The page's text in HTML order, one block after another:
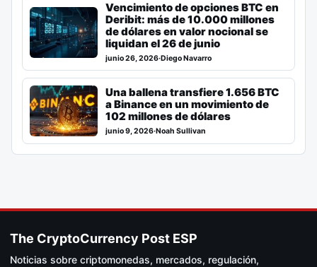
Vencimiento de opciones BTC en
Deribit: más de 10.000 millones
de dólares en valor nocional se
liquidan el 26 de junio
junio 26, 2026·Diego Navarro
Una ballena transfiere 1.656 BTC
a Binance en un movimiento de
102 millones de dólares
junio 9, 2026·Noah Sullivan
The CryptoCurrency Post ESP
Noticias sobre criptomonedas, mercados, regulación,